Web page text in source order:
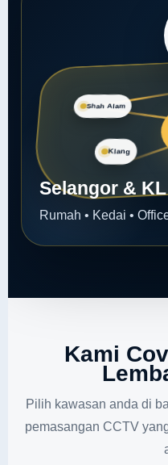
Shah Alam
Klang
Selangor & KL
Rumah • Kedai •
Kami
Pilih kawasan anda di
pemasangan CCTV